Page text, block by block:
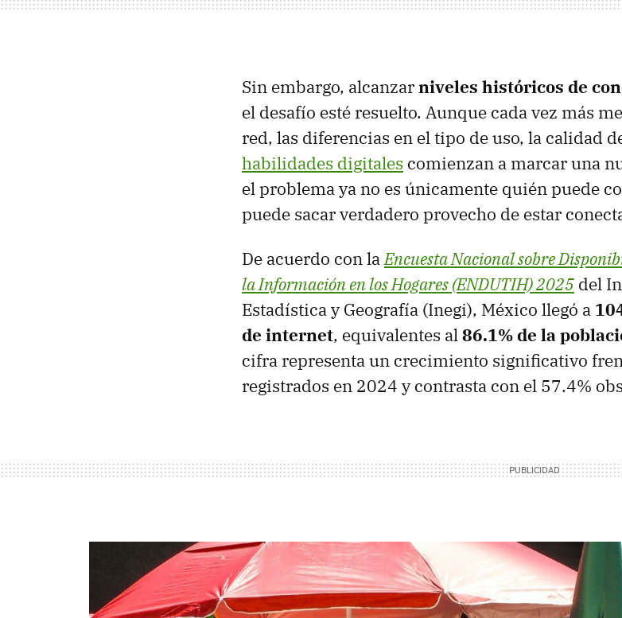
Sin embargo, alcanzarniveles históricos de
el desafío esté resuelto. Aunque cada vez más
red, las diferencias en el tipo de uso, la calidad
habilidades digitales comienzan a marcar una
el problema ya no es únicamente quién puede
puede sacar verdadero provecho de estar
De acuerdo con laEncuesta Nacional sobre
la Información en los Hogares (ENDUTIH) 2025 del
Estadística y Geografía (Inegi), México llegó a
de internet, equivalentes al86.1% de la
cifra representa un crecimiento significativo
registrados en 2024 y contrasta con el 57.4%